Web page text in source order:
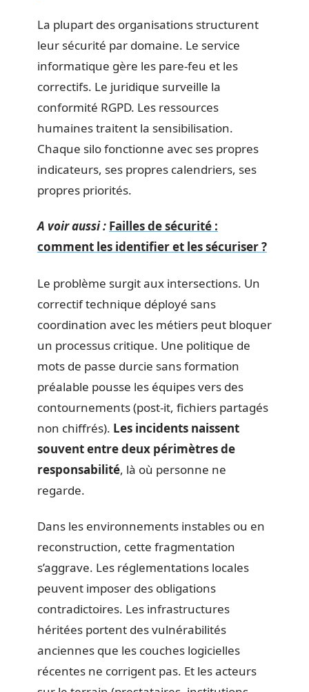
La plupart des organisations structurent
leur sécurité par domaine. Le service
informatique gère les pare-feu et les
correctifs. Le juridique surveille la
conformité RGPD. Les ressources
humaines traitent la sensibilisation.
Chaque silo fonctionne avec ses propres
indicateurs, ses propres calendriers, ses
propres priorités.
A voir aussi : Failles de sécurité :
comment les identifier et les sécuriser ?
Le problème surgit aux intersections. Un
correctif technique déployé sans
coordination avec les métiers peut bloquer
un processus critique. Une politique de
mots de passe durcie sans formation
préalable pousse les équipes vers des
contournements (post-it, fichiers partagés
non chiffrés). Les incidents naissent
souvent entre deux périmètres de
responsabilité, là où personne ne
regarde.
Dans les environnements instables ou en
reconstruction, cette fragmentation
s’aggrave. Les réglementations locales
peuvent imposer des obligations
contradictoires. Les infrastructures
héritées portent des vulnérabilités
anciennes que les couches logicielles
récentes ne corrigent pas. Et les acteurs